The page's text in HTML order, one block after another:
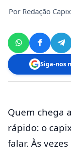
Por Redação
Siga-nos
Quem chega
rápido: o
falar. Às